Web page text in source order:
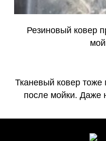
Резиновый ковер
Тканевый ковер тоже
после мойки. Даже